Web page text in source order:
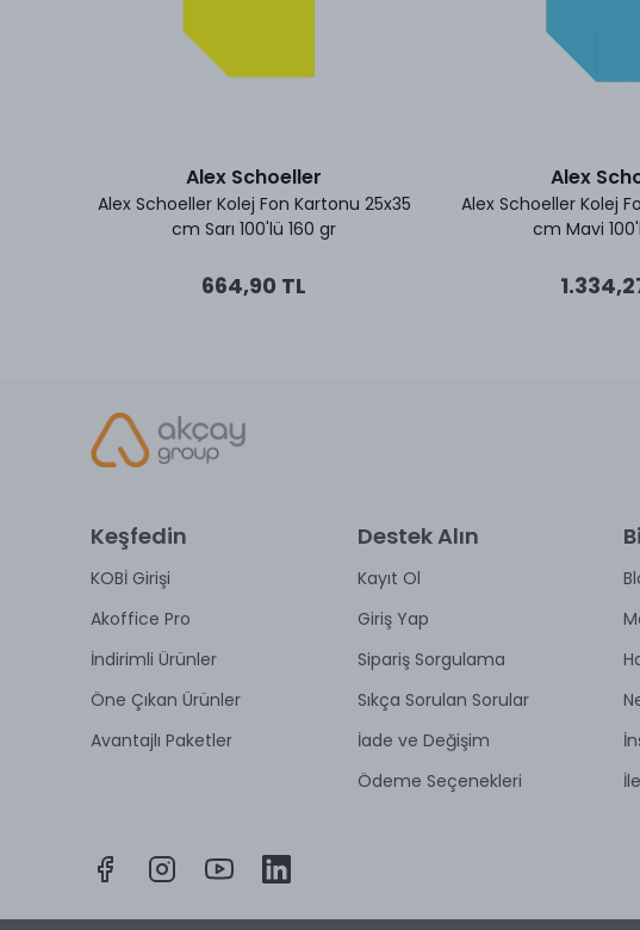
Alex Schoeller
Alex Schoeller Kolej Fon Kartonu 25x35
cm Sarı 100'lü 160 gr
664,90 TL
Alex
Alex Schoeller Kolej
cm Mavi
Keşfedin
KOBİ Girişi
Akoffice Pro
İndirimli Ürünler
Öne Çıkan Ürünler
Avantajlı Paketler
Destek Alın
Kayıt Ol
Giriş Yap
Sipariş Sorgulama
Sıkça Sorulan Sorular
İade ve Değişim
Ödeme Seçenekleri